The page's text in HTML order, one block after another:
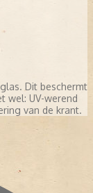
Dit beschermt
wel: UV-werend
van de krant.